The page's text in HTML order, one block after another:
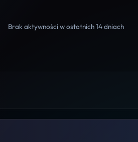
Brak aktywności w ostatnich 14 dniach